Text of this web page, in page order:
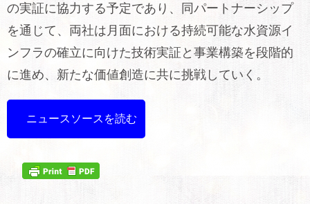
の実証に協力する予定であり、同パートナーシップ
を通じて、両社は月面における持続可能な水資源イ
ンフラの確立に向けた技術実証と事業構築を段階的
に進め、新たな価値創造に共に挑戦していく。
ニュースソースを読む